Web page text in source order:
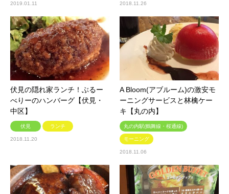
2019.01.11 2018.11.26
伏見の隠れ家ランチ！ぶるー
べりーのハンバーグ【伏見・
中区】
伏見 ランチ
2018.11.20
A Bloom(アブルーム)の激安モ
ーニングサービスと林檎ケー
キ【丸の内】
丸の内駅(鶴舞線・桜通線)
モーニング
2018.11.06